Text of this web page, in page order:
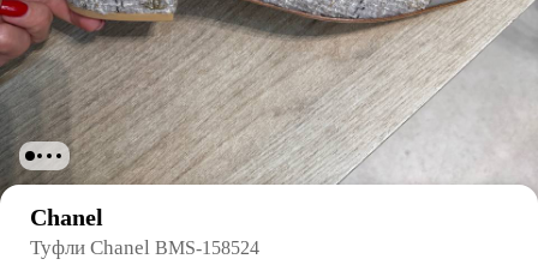
Chanel
Туфли Chanel BMS-158524